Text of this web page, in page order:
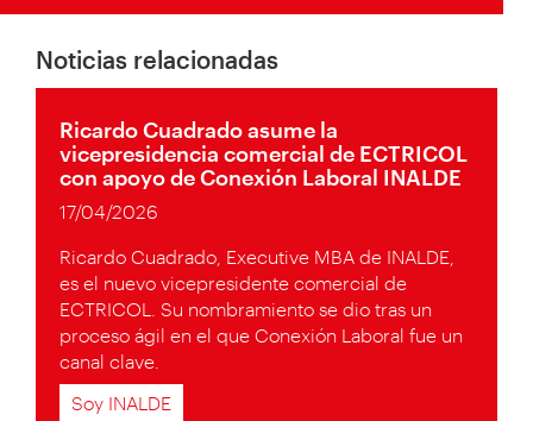
Noticias relacionadas
Ricardo Cuadrado asume la
vicepresidencia comercial de ECTRICOL
con apoyo de Conexión Laboral INALDE
17/04/2026
Ricardo Cuadrado, Executive MBA de INALDE,
es el nuevo vicepresidente comercial de
ECTRICOL. Su nombramiento se dio tras un
proceso ágil en el que Conexión Laboral fue un
canal clave.
Soy INALDE